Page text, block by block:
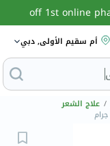
أم سقيم الأولى, دبي
/ علاج الشعر